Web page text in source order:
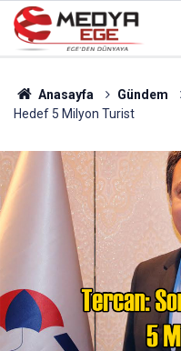
Anasayfa Gündem
Hedef 5 Milyon Turist